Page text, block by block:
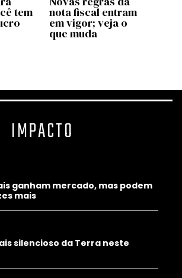
tem nota fiscal entram
em vigor; veja o
que muda
IMPACTO
ganham mercado, mas podem
mais
silencioso da Terra neste